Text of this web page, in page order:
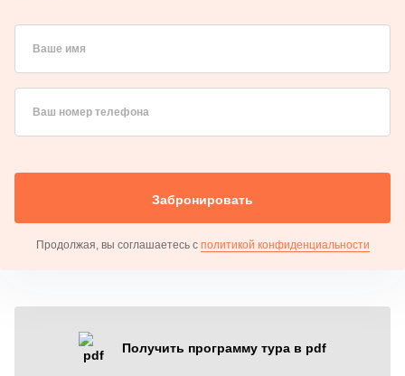
Ваше имя
Ваш номер телефона
Забронировать
Продолжая, вы соглашаетесь с политикой конфиденциальности
Получить программу тура в pdf